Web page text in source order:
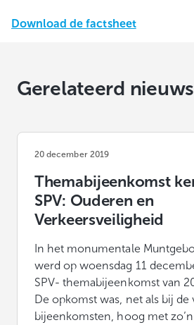
Download de factsheet
Gerelateerd nieuws
20 december 2019
Themabijeenkomst
SPV: Ouderen en
Verkeersveiligheid
In het monumentale
werd op woensdag 11
SPV- themabijeenkomst van
De opkomst was, net als bij de
bijeenkomsten, hoog met